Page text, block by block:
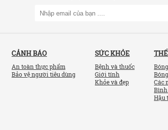
CẢNH BÁO
An toàn thực phẩm
Bảo vệ người tiêu dùng
SỨC KHỎE
Bệnh và thuốc
Giới tính
Khỏe và đẹp
Các
Hậu